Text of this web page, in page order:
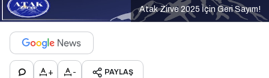
Atak Zirve 2025 İçin Geri Sayım!
+ - PAYLAŞ